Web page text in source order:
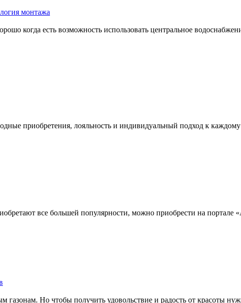
монтажа
когда есть возможность использовать центральное
приобретения, лояльность и индивидуальный подход к
все большей популярности, можно приобрести на портале
Но чтобы получить удовольствие и радость от красоты